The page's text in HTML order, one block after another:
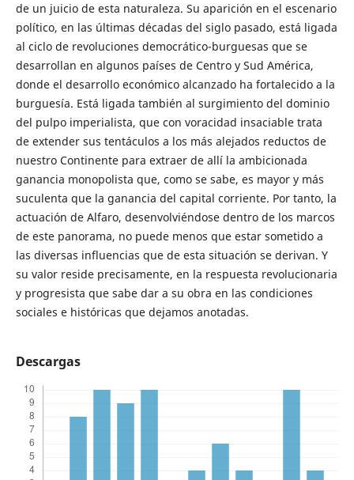
de un juicio de esta naturaleza. Su aparición en el escenario
político, en las últimas décadas del siglo pasado, está ligada
al ciclo de revoluciones democrático-burguesas que se
desarrollan en algunos países de Centro y Sud América,
donde el desarrollo económico alcanzado ha fortalecido a la
burguesía. Está ligada también al surgimiento del dominio
del pulpo imperialista, que con voracidad insaciable trata
de extender sus tentáculos a los más alejados reductos de
nuestro Continente para extraer de allí la ambicionada
ganancia monopolista que, como se sabe, es mayor y más
suculenta que la ganancia del capital corriente. Por tanto, la
actuación de Alfaro, desenvolviéndose dentro de los marcos
de este panorama, no puede menos que estar sometido a
las diversas influencias que de esta situación se derivan. Y
su valor reside precisamente, en la respuesta revolucionaria
y progresista que sabe dar a su obra en las condiciones
sociales e históricas que dejamos anotadas.
Descargas